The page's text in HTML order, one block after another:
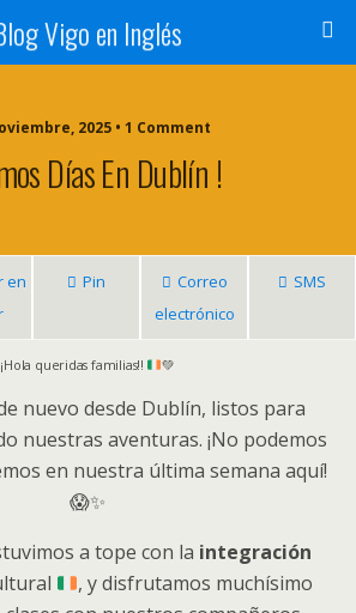
Vigo en Inglés
2025 • 1 Comment
Días En Dublín !
en
Pin
Correo
electrónico
SMS
¡Hola queridas familias!! 💚
nuevo desde Dublín, listos para
nuestras aventuras. ¡No podemos
en nuestra última semana aquí!
😱✨
a tope con la integración
, y disfrutamos muchísimo